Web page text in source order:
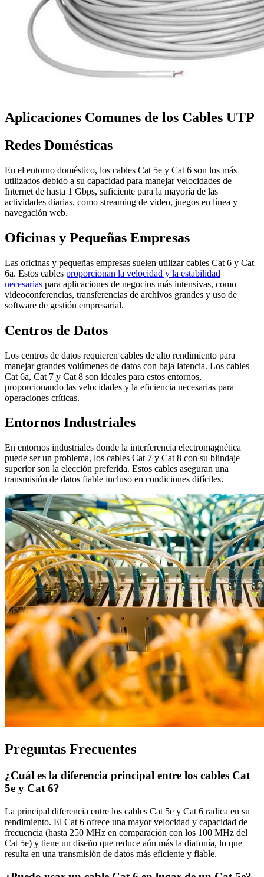
Aplicaciones Comunes de los Cables UTP
Redes Domésticas
En el entorno doméstico, los cables Cat 5e y Cat 6 son los más
utilizados debido a su capacidad para manejar velocidades de
Internet de hasta 1 Gbps, suficiente para la mayoría de las
actividades diarias, como streaming de video, juegos en línea y
navegación web.
Oficinas y Pequeñas Empresas
Las oficinas y pequeñas empresas suelen utilizar cables Cat 6 y Cat
6a. Estos cables proporcionan la velocidad y la estabilidad
necesarias para aplicaciones de negocios más intensivas, como
videoconferencias, transferencias de archivos grandes y uso de
software de gestión empresarial.
Centros de Datos
Los centros de datos requieren cables de alto rendimiento para
manejar grandes volúmenes de datos con baja latencia. Los cables
Cat 6a, Cat 7 y Cat 8 son ideales para estos entornos,
proporcionando las velocidades y la eficiencia necesarias para
operaciones críticas.
Entornos Industriales
En entornos industriales donde la interferencia electromagnética
puede ser un problema, los cables Cat 7 y Cat 8 con su blindaje
superior son la elección preferida. Estos cables aseguran una
transmisión de datos fiable incluso en condiciones difíciles.
Preguntas Frecuentes
¿Cuál es la diferencia principal entre los cables Cat
5e y Cat 6?
La principal diferencia entre los cables Cat 5e y Cat 6 radica en su
rendimiento. El Cat 6 ofrece una mayor velocidad y capacidad de
frecuencia (hasta 250 MHz en comparación con los 100 MHz del
Cat 5e) y tiene un diseño que reduce aún más la diafonía, lo que
resulta en una transmisión de datos más eficiente y fiable.